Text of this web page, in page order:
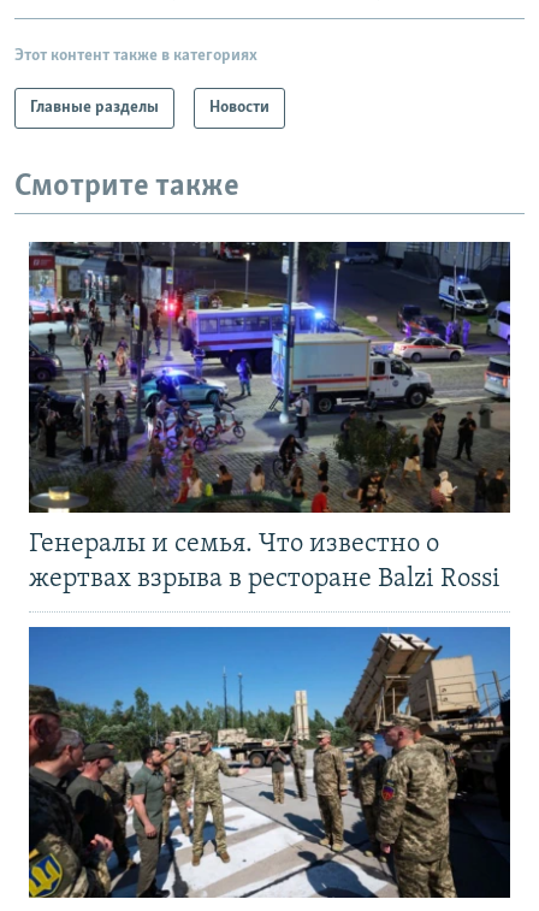
Все сайты РСЕ/РС
Этот контент также в категориях
Главные разделы Новости
Смотрите также
Генералы и семья. Что известно о
жертвах взрыва в ресторане Balzi Rossi